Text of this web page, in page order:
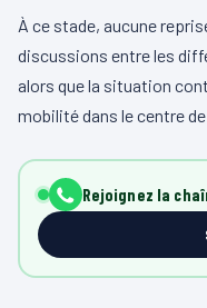
À ce stade, aucune
discussions entre les
alors que la situation
mobilité dans le centre de
Rejoignez la